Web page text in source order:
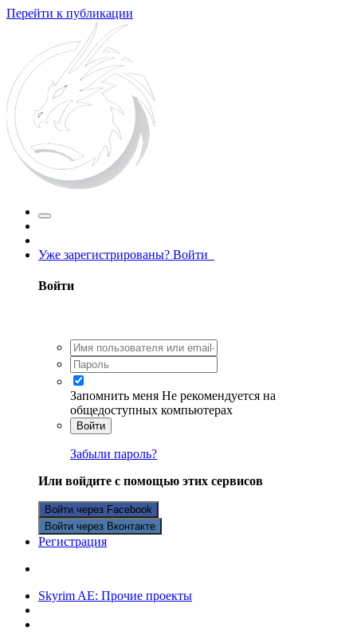
Перейти к публикации
Уже зарегистрированы? Войти
Войти
Запомнить меня Не рекомендуется на
общедоступных компьютерах
Войти
Забыли пароль?
Или войдите с помощью этих сервисов
Войти через Facebook
Войти через Вконтакте
Регистрация
Skyrim AE: Прочие проекты